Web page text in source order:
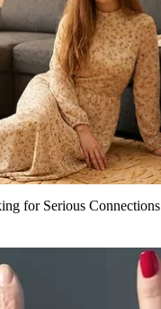
for Serious Connections